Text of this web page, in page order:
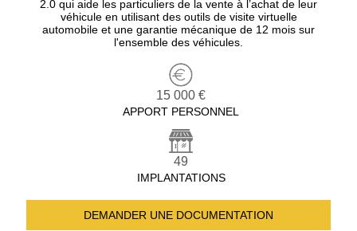
2.0 qui aide les particuliers de la vente à l’achat de leur
véhicule en utilisant des outils de visite virtuelle
automobile et une garantie mécanique de 12 mois sur
l'ensemble des véhicules.
15 000 €
APPORT PERSONNEL
49
IMPLANTATIONS
DEMANDER UNE DOCUMENTATION